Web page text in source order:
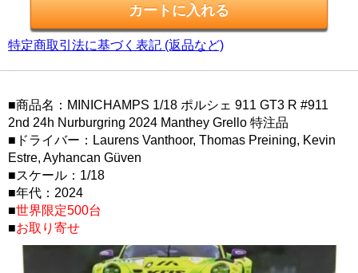
特定商取引法に基づく表記 (返品など)
■商品名：MINICHAMPS 1/18 ポルシェ 911 GT3 R #911
2nd 24h Nurburgring 2024 Manthey Grello 特注品
■ドライバー：Laurens Vanthoor, Thomas Preining, Kevin
Estre, Ayhancan Güven
■スケール：1/18
■年代：2024
■世界限定500台
■お取り寄せ